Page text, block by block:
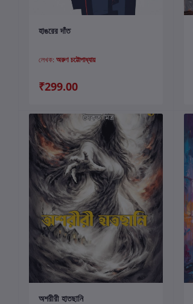
হাঙরের দাঁত
লেখক: অরুণ চট্টোপাধ্যায়
₹299.00
কার্টে যোগ করুন
অশরীরী হাতছানি